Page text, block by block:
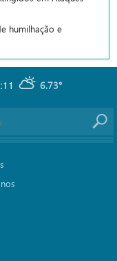
humilhação e
6.73°